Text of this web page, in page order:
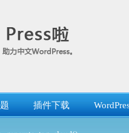
插件下载